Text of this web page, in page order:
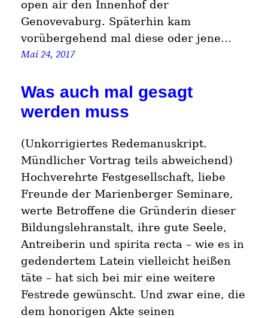
open air den Innenhof der
Genovevaburg. Späterhin kam
vorübergehend mal diese oder jene…
Mai 24, 2017
Was auch mal gesagt
werden muss
(Unkorrigiertes Redemanuskript.
Mündlicher Vortrag teils abweichend)
Hochverehrte Festgesellschaft, liebe
Freunde der Marienberger Seminare,
werte Betroffene die Gründerin dieser
Bildungslehranstalt, ihre gute Seele,
Antreiberin und spirita recta – wie es in
gedendertem Latein vielleicht heißen
täte – hat sich bei mir eine weitere
Festrede gewünscht. Und zwar eine, die
dem honorigen Akte seinen